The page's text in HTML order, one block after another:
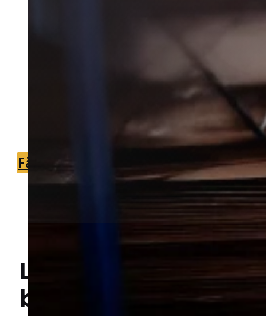
Bekæmpelse af borebiller i Struer
kræver hurtig handling, hvis
skal beskyttes bedst muligt.
Vi forbinder dig med lokale partnere,
du nemt kan komme videre med
Få et tilbud +45 51 90 85 46
Lokal bekæmpelse
borebiller
i Struer